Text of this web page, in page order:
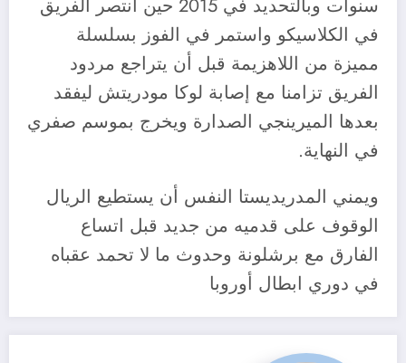
سنوات وبالتحديد في 2015 حين انتصر الفريق
في الكلاسيكو واستمر في الفوز بسلسلة
مميزة من اللاهزيمة قبل أن يتراجع مردود
الفريق تزامنا مع إصابة لوكا مودريتش ليفقد
بعدها الميرينجي الصدارة ويخرج بموسم صفري
في النهاية.
ويمني المدريديستا النفس أن يستطيع الريال
الوقوف على قدميه من جديد قبل اتساع
الفارق مع برشلونة وحدوث ما لا تحمد عقباه
في دوري ابطال أوروبا